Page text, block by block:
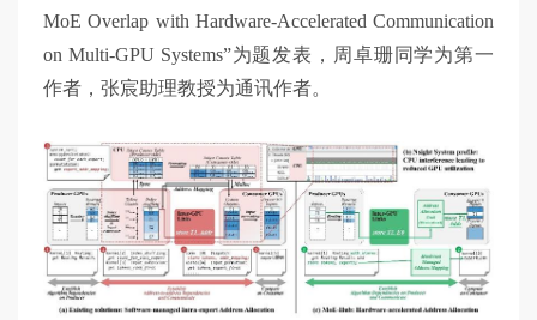
MoE Overlap with Hardware-Accelerated Communication
on Multi-GPU Systems”为题发表，周卓珊同学为第一
作者，张宸助理教授为通讯作者。